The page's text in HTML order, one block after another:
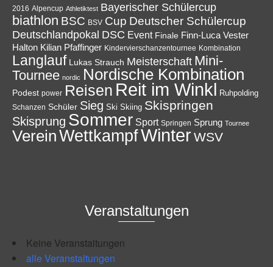
2016 Alpencup Athletiktest Bayerischer Schülercup
biathlon BSC BSV Cup Deutscher Schülercup
Deutschlandpokal DSC Event Finale Finn-Luca Vester
Halton Kilian Pfaffinger Kindervierschanzentournee Kombination
Langlauf Lukas Strauch Meisterschaft Mini-
Tournee nordic Nordische Kombination
Podest power Reisen Reit im Winkl Ruhpolding
Schanzen Schüler Sieg Ski Skiing Skispringen
Skisprung Sommer Sport Springen Sprung Tournee
VereinWettkampfWinterWSV
Veranstaltungen
Keine Veranstaltungen
alle Veranstaltungen